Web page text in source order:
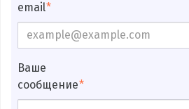
email
Ваше
сообщение